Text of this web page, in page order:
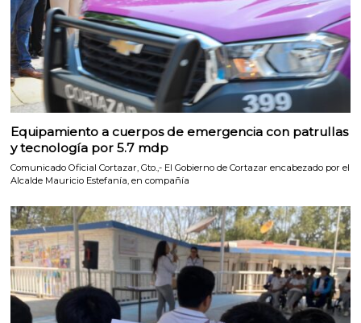
Equipamiento a cuerpos de emergencia con patrullas
y tecnología por 5.7 mdp
Comunicado Oficial Cortazar, Gto.,- El Gobierno de Cortazar encabezado por el
Alcalde Mauricio Estefanía, en compañía